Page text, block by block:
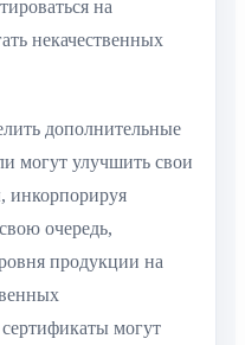
на
некачественных
дополнительные
могут улучшить свои
инкорпорируя
очередь,
продукции на
могут